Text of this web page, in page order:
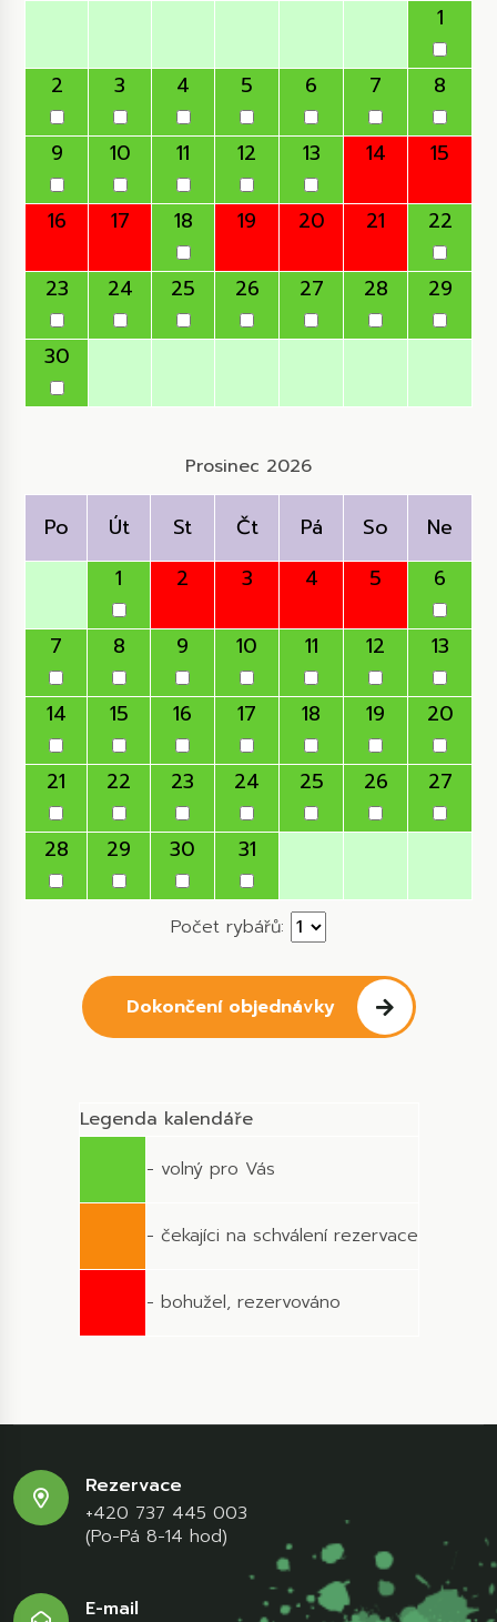
1
2 3 4 5 6 7 8
9 10 11 12 13 14 15
16 17 18 19 20 21 22
23 24 25 26 27 28 29
30
Prosinec 2026
Po Út St Čt Pá So
Ne
1
2 3 4 5 6
7 8 9 10 11 12 13
14 15 16 17 18 19 20
21 22 23 24 25 26 27
28 29 30 31
Počet rybářů:
Dokončení objednávky
Legenda kalendáře
- volný pro Vás
- čekajíci na schválení rezervace
- bohužel, rezervováno
Rezervace
+420 737 445 003
(Po-Pá 8-14 hod)
E-mail